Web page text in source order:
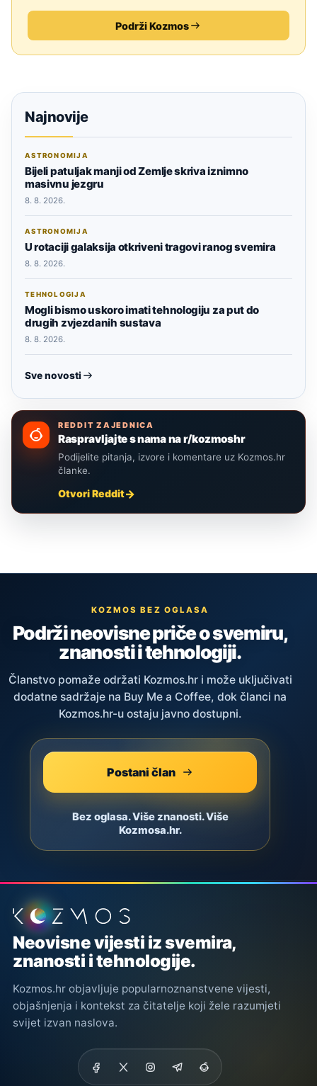
Podrži Kozmos
Najnovije
ASTRONOMIJA
Bijeli patuljak manji od Zemlje skriva iznimno
masivnu jezgru
8. 8. 2026.
ASTRONOMIJA
U rotaciji galaksija otkriveni tragovi ranog svemira
8. 8. 2026.
TEHNOLOGIJA
Mogli bismo uskoro imati tehnologiju za put do
drugih zvjezdanih sustava
8. 8. 2026.
Sve novosti
REDDIT ZAJEDNICA
Raspravljajte s nama na r/kozmoshr
Podijelite pitanja, izvore i komentare uz Kozmos.hr
članke.
Otvori Reddit
KOZMOS BEZ OGLASA
Podrži neovisne priče o svemiru,
znanosti i tehnologiji.
Članstvo pomaže održati Kozmos.hr i može uključivati
dodatne sadržaje na Buy Me a Coffee, dok članci na
Kozmos.hr-u ostaju javno dostupni.
Postani član
Bez oglasa. Više znanosti. Više
Kozmosa.hr.
Podnožje stranice
Neovisne vijesti iz svemira,
znanosti i tehnologije.
Kozmos.hr objavljuje popularnoznanstvene vijesti,
objašnjenja i kontekst za čitatelje koji žele razumjeti
svijet izvan naslova.